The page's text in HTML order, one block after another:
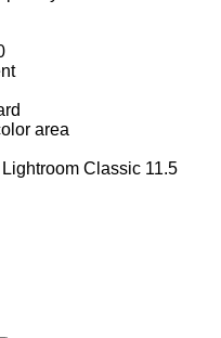
area
Classic 11.5